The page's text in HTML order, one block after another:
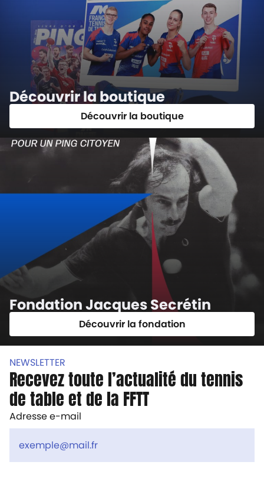
Découvrir la boutique
Découvrir la boutique
Fondation Jacques Secrétin
Découvrir la fondation
NEWSLETTER
Recevez toute l’actualité du tennis
de table et de la FFTT
Adresse e-mail